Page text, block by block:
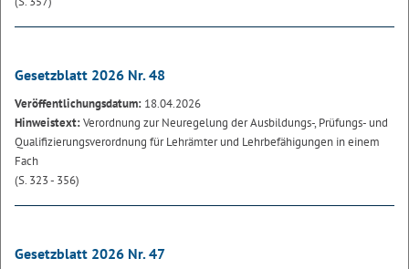
Gesetzblatt 2026 Nr. 48
Veröffentlichungsdatum: 18.04.2026
Hinweistext:Verordnung zur Neuregelung der Ausbildungs-, Prüfungs- und
Qualifizierungsverordnung für Lehrämter und Lehrbefähigungen in einem
Fach
(S. 323 - 356)
Gesetzblatt 2026 Nr. 47